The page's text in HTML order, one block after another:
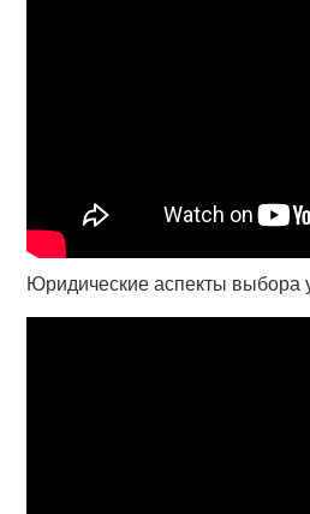
Юридические аспекты выбора